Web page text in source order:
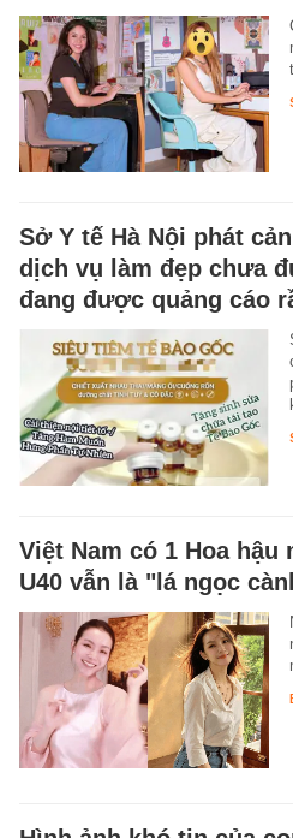
Sở Y tế Hà Nội phát
dịch vụ làm đẹp chưa
đang được quảng cáo
Việt Nam có 1 Hoa hậu
U40 vẫn là "lá ngọc